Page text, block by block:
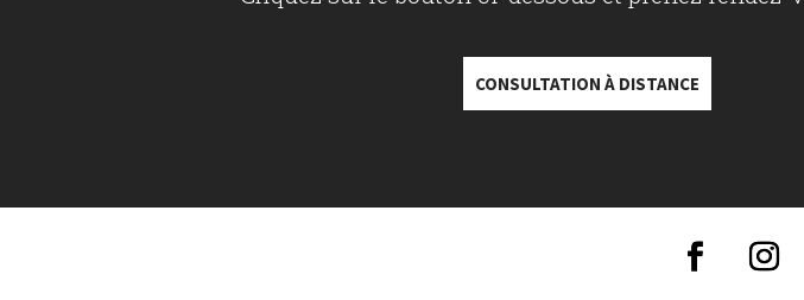
CONSULTATION À DISTANCE